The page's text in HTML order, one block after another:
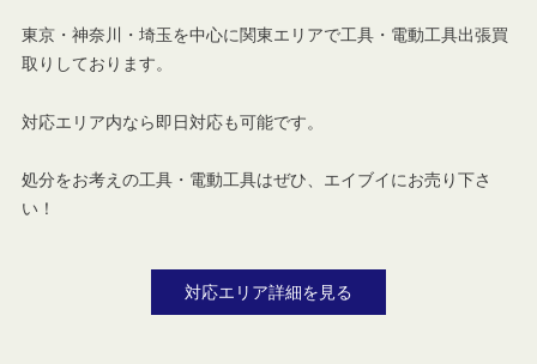
東京・神奈川・埼玉を中心に関東エリアで工具・電動工具出張買
取りしております。
対応エリア内なら即日対応も可能です。
処分をお考えの工具・電動工具はぜひ、エイブイにお売り下さ
い！
対応エリア詳細を見る